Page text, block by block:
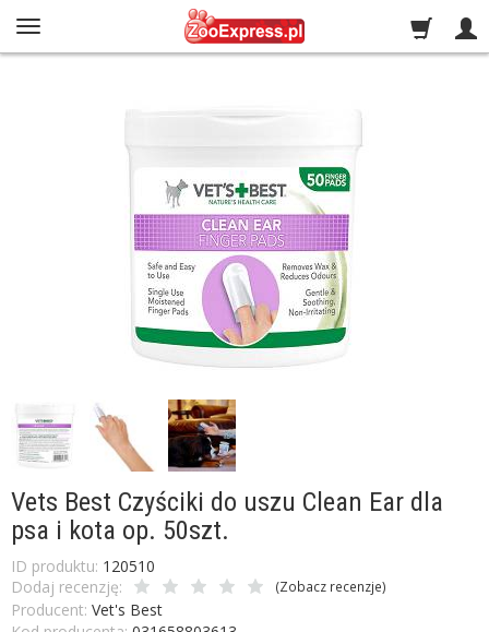
Vets Best Czyściki do uszu Clean Ear dla
psa i kota op. 50szt.
ID produktu: 120510
Dodaj recenzję:
(Zobacz recenzje)
Producent: Vet's Best